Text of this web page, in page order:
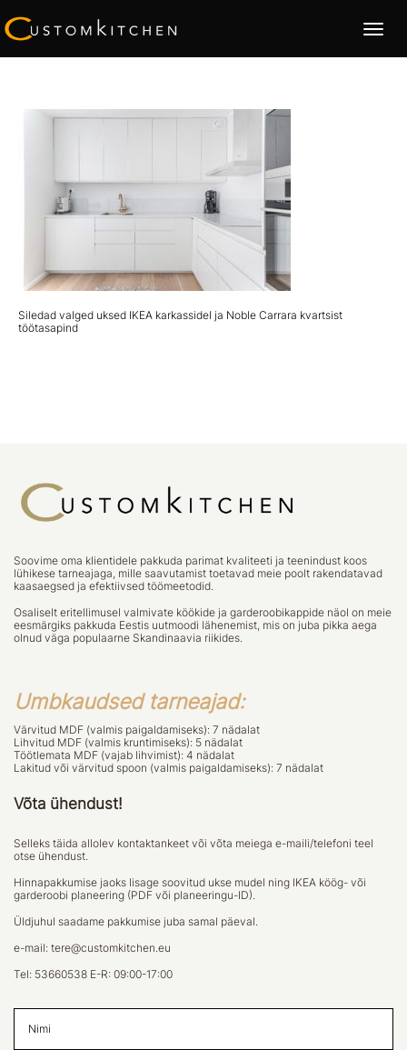
Toggle
Siledad valged uksed IKEA karkassidel ja Noble Carrara kvartsist
töötasapind
Soovime oma klientidele pakkuda parimat kvaliteeti ja teenindust koos
lühikese tarneajaga, mille saavutamist toetavad meie poolt rakendatavad
kaasaegsed ja efektiivsed töömeetodid.
Osaliselt eritellimusel valmivate köökide ja garderoobikappide näol on meie
eesmärgiks pakkuda Eestis uutmoodi lähenemist, mis on juba pikka aega
olnud väga populaarne Skandinaavia riikides.
Umbkaudsed tarneajad:
Värvitud MDF (valmis paigaldamiseks): 7 nädalat
Lihvitud MDF (valmis kruntimiseks): 5 nädalat
Töötlemata MDF (vajab lihvimist): 4 nädalat
Lakitud või värvitud spoon (valmis paigaldamiseks): 7 nädalat
Võta ühendust!
Selleks täida allolev kontaktankeet või võta meiega e-maili/telefoni teel
otse ühendust.
Hinnapakkumise jaoks lisage soovitud ukse mudel ning IKEA köög- või
garderoobi planeering (PDF või planeeringu-ID).
Üldjuhul saadame pakkumise juba samal päeval.
e-mail: tere@customkitchen.eu
Tel: 53660538 E-R: 09:00-17:00